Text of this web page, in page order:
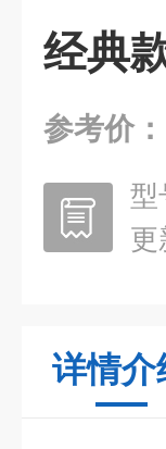
经典
参考价：
型
更
详情介